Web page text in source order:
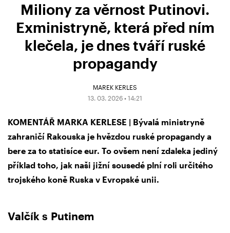
Miliony za věrnost Putinovi.
Exministryně, která před ním
klečela, je dnes tváří ruské
propagandy
MAREK KERLES
13. 03. 2026 • 14:21
KOMENTÁŘ MARKA KERLESE | Bývalá ministryně
zahraničí Rakouska je hvězdou ruské propagandy a
bere za to statisíce eur. To ovšem není zdaleka jediný
příklad toho, jak naši jižní sousedé plní roli určitého
trojského koně Ruska v Evropské unii.
Valčík s Putinem